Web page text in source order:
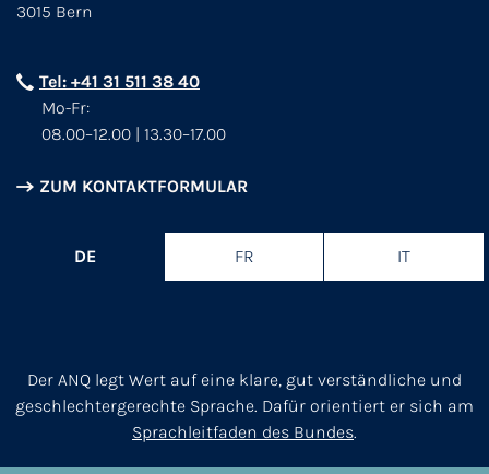
3015 Bern
Tel: +41 31 511 38 40
Mo-Fr:
08.00–12.00 | 13.30–17.00
ZUM KONTAKTFORMULAR
DE FR IT
Der ANQ legt Wert auf eine klare, gut verständliche und
geschlechtergerechte Sprache. Dafür orientiert er sich am
Sprachleitfaden des Bundes.